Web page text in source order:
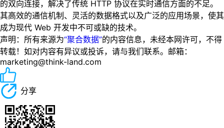
的双向连接，解决了传统 HTTP 协议在实时通信方面的不足。
其高效的通信机制、灵活的数据格式以及广泛的应用场景，使其
成为现代 Web 开发中不可或缺的技术。
声明：所有来源为“聚合数据”的内容信息，未经本网许可，不得
转载！如对内容有异议或投诉，请与我们联系。邮箱：
marketing@think-land.com
分享